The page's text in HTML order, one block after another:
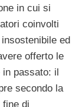
in cui si
coinvolti
ed
offerto le
in passato: il
secondo la
fine di